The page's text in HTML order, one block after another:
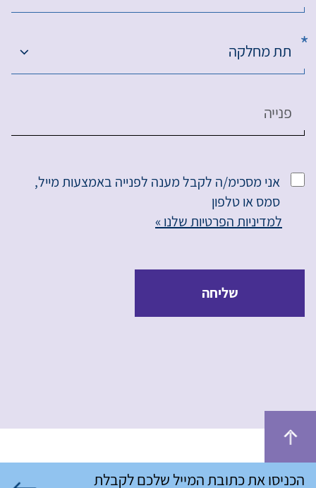
תת מחלקה
פנייה
אני מסכימ/ה לקבל מענה לפנייה באמצעות מייל,
סמס או טלפון
למדיניות הפרטיות שלנו »
שליחה